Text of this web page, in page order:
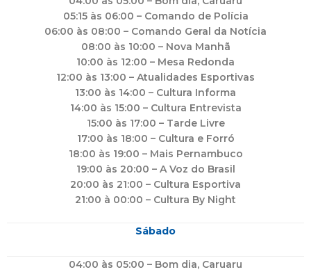
05:15 às 06:00 – Comando de Polícia
06:00 às 08:00 – Comando Geral da Notícia
08:00 às 10:00 – Nova Manhã
10:00 às 12:00 – Mesa Redonda
12:00 às 13:00 – Atualidades Esportivas
13:00 às 14:00 – Cultura Informa
14:00 às 15:00 – Cultura Entrevista
15:00 às 17:00 – Tarde Livre
17:00 às 18:00 – Cultura e Forró
18:00 às 19:00 – Mais Pernambuco
19:00 às 20:00 – A Voz do Brasil
20:00 às 21:00 – Cultura Esportiva
21:00 à 00:00 – Cultura By Night
Sábado
04:00 às 05:00 – Bom dia, Caruaru